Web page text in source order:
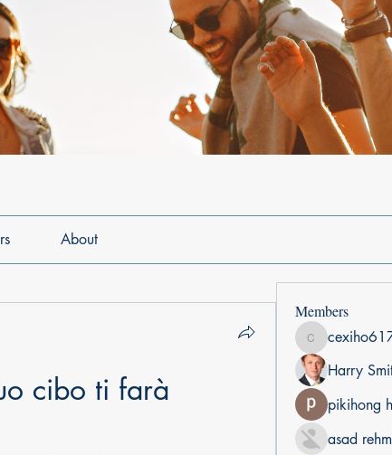
About
cibo ti farà
Members
cexiho6175
Harry
pikihong
asad